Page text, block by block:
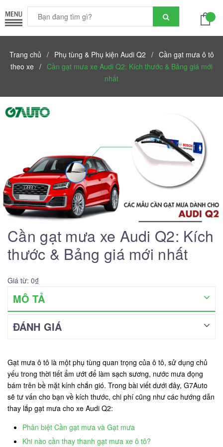
Trang chủ / Phụ tùng & Phụ kiện Audi Q2 / Cần gạt mưa ô tô
theo xe / Cần gạt mưa xe Audi Q2: Kích thước & Bảng giá mới
nhất
Cần gạt mưa xe Audi Q2: Kích
thước & Bảng giá mới nhất
Giá từ: 0₫
MÔ TẢ
ĐÁNH GIÁ
Gạt mưa ô tô là một phụ tùng quan trọng của ô tô, sử dụng chủ
yếu trong thời tiết ẩm ướt để làm sạch sương, nước mưa đọng
bám trên bề mặt kính chắn gió. Trong bài viết dưới đây, G7Auto
sẽ tư vấn cho bạn về kích thước, chi phí cũng như các hướng dẫn
thay lắp gạt mưa cho xe Audi Q2:
Phân biệt Cần gạt mưa và Gạt mưa
Khi nào cần thay thanh gạt mưa xe ô tô?